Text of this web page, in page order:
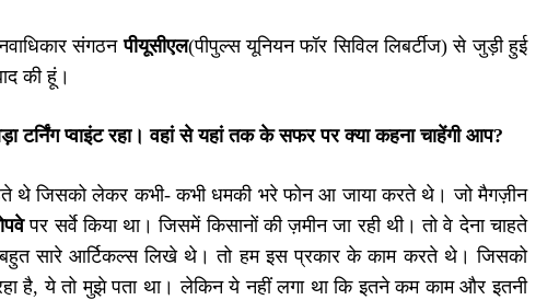
संगठनपीयूसीएल(पीपुल्स यूनियन फॉर सिविल लिबर्टीज) से जुड़ी हुई
की हूं।
प्वाइंट रहा। वहां से यहां तक के सफर पर क्या कहना चाहेंगी आप?
थे जिसको लेकर कभी- कभी धमकी भरे फोन आ जाया करते थे। जो मैगज़ीन
पर सर्वे किया था। जिसमें किसानों की ज़मीन जा रही थी। तो वे देना चाहते
सारे आर्टिकल्स लिखे थे। तो हम इस प्रकार के काम करते थे। जिसको
है, ये तो मुझे पता था। लेकिन ये नहीं लगा था कि इतने कम काम और इतनी